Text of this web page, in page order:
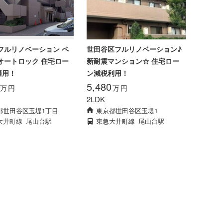
ルリノベーション ペ
ートロック 住宅ロー
！
万円
世田谷区玉堤1丁目
井町線 尾山台駅
世田谷区フルリノベーション♪
新耐震マンション☆ 住宅ロー
ン減税利用！
5,480万円
2LDK
東京都世田谷区玉堤1
東急大井町線 尾山台駅